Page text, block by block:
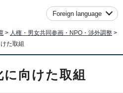
Foreign language
> 人権・男女共同参画・NPO・渉外調整 >
た取組
向けた取組